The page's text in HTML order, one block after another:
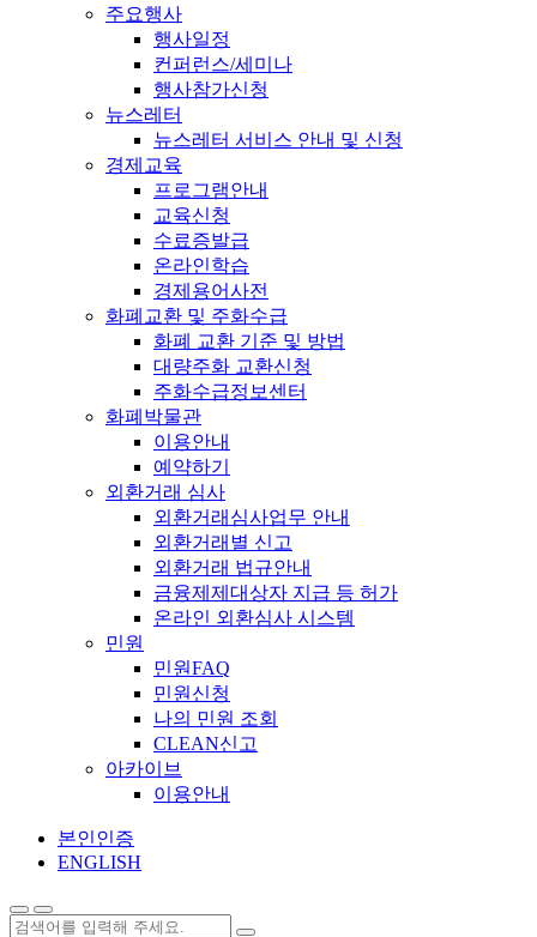
주요행사
행사일정
컨퍼런스/세미나
행사참가신청
뉴스레터
뉴스레터 서비스 안내 및 신청
경제교육
프로그램안내
교육신청
수료증발급
온라인학습
경제용어사전
화폐교환 및 주화수급
화폐 교환 기준 및 방법
대량주화 교환신청
주화수급정보센터
화폐박물관
이용안내
예약하기
외환거래 심사
외환거래심사업무 안내
외환거래별 신고
외환거래 법규안내
금융제제대상자 지급 등 허가
온라인 외환심사 시스템
민원
민원FAQ
민원신청
나의 민원 조회
CLEAN신고
아카이브
이용안내
본인인증
ENGLISH